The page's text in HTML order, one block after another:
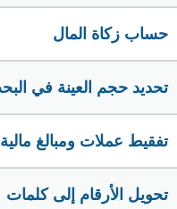
حساب زكاة المال
تحديد حجم العينة في
تفقيط عملات ومبالغ مالية
تحويل الأرقام إلى كلمات